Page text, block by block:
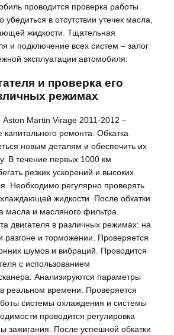
проводится проверка работы
в отсутствии утечек масла,
жидкости. Тщательная
и подключение всех систем – залог
эксплуатации автомобиля.
и проверка его
режимах
Aston Martin Virage 2011-2012 –
капитального ремонта. Обкатка
новым деталям и обеспечить их
В течение первых 1000 км
резких ускорений и высоких
Необходимо регулярно проверять
жидкости. После обкатки
масла и масляного фильтра.
двигателя в различных режимах: на
разгоне и торможении. Проверяется
шумов и вибраций. Проводится
с использованием
Анализируются параметры
реальном времени. Проверяется
системы охлаждения и системы
проводится регулировка
зажигания. После успешной обкатки